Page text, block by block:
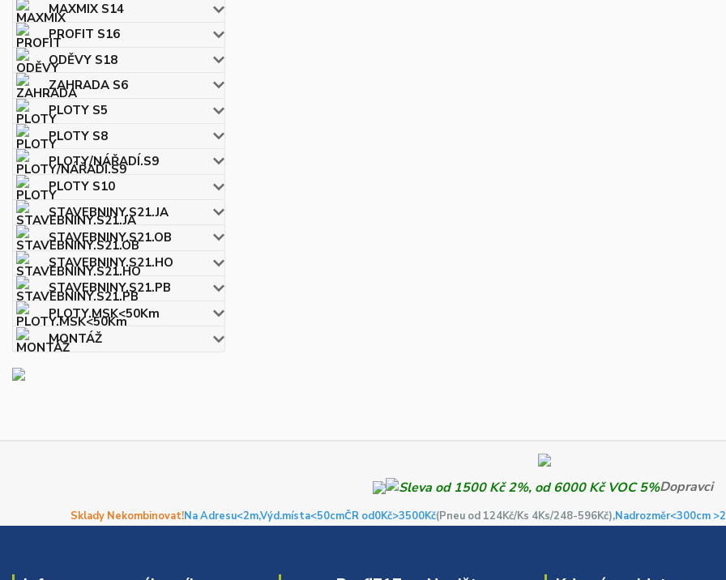
MAXMIX S14
PROFIT S16
ODĚVY S18
ZAHRADA S6
PLOTY S5
PLOTY S8
PLOTY/NÁŘADÍ.S9
PLOTY S10
STAVEBNINY.S21.JA
STAVEBNINY.S21.OB
STAVEBNINY.S21.HO
STAVEBNINY.S21.PB
PLOTY.MSK<50Km
MONTÁŽ
Dopravci
Sklady Nekombinovat!Na Adresu<2m,Výd.místa<50cmČR od0Kč>3500Kč(Pneu od 124Kč/Ks 4Ks/248-596Kč),Nadrozměr<300cm